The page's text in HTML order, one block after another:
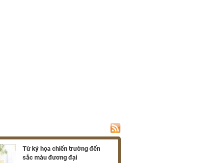
Từ ký họa chiến trường đến
sắc màu đương đại